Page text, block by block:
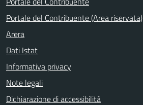
Portale del Contribuente (Area riservata)
Arera
Dati Istat
Informativa privacy
Note legali
Dichiarazione di accessibilità